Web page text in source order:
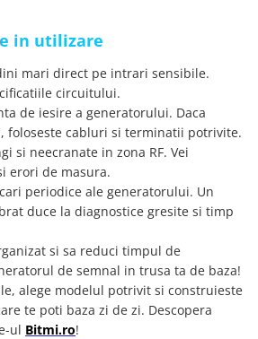
in utilizare
mari direct pe intrari sensibile.
circuitului.
de iesire a generatorului. Daca
foloseste cabluri si terminatii potrivite.
si neecranate in zona RF. Vei
erori de masura.
periodice ale generatorului. Un
duce la diagnostice gresite si timp
si sa reduci timpul de
de semnal in trusa ta de baza!
alege modelul potrivit si construieste
te poti baza zi de zi. Descopera
ul Bitmi.ro!